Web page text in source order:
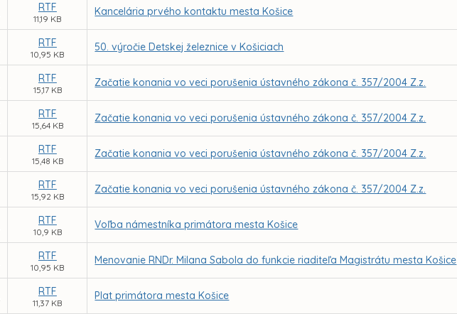
RTF
11,19 KB
Kancelária prvého kontaktu mesta Košice
RTF
10,95 KB
50. výročie Detskej železnice v Košiciach
RTF
15,17 KB
Začatie konania vo veci porušenia ústavného zákona č. 357/2004 Z.z.
RTF
15,64 KB
Začatie konania vo veci porušenia ústavného zákona č. 357/2004 Z.z.
RTF
15,48 KB
Začatie konania vo veci porušenia ústavného zákona č. 357/2004 Z.z.
RTF
15,92 KB
Začatie konania vo veci porušenia ústavného zákona č. 357/2004 Z.z.
RTF
10,9 KB
Voľba námestníka primátora mesta Košice
RTF
10,95 KB
Menovanie RNDr. Milana Sabola do funkcie riaditeľa Magistrátu mesta Košice
RTF
11,37 KB
Plat primátora mesta Košice